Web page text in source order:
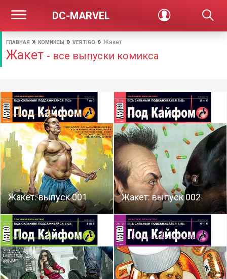
DC-MARVEL
ГЛАВНАЯ » КОМИКСЫ » VERTIGO » Жакет
Жакет - все выпуски комикса
Жакет: выпуск 001 Жакет: выпуск 002